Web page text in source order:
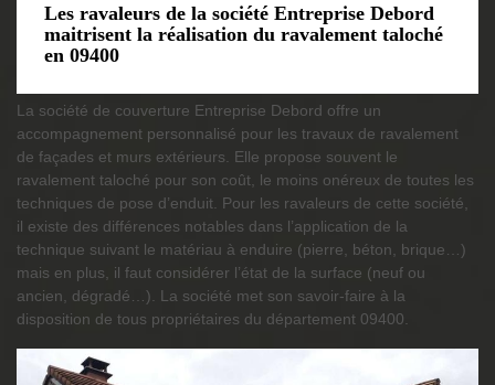
Les ravaleurs de la société Entreprise Debord
maitrisent la réalisation du ravalement taloché
en 09400
La société de couverture Entreprise Debord offre un
accompagnement personnalisé pour les travaux de ravalement
de façades et murs extérieurs. Elle propose souvent le
ravalement taloché pour son coût, le moins onéreux de toutes les
techniques de pose d’enduit. Pour les ravaleurs de cette société,
il existe des différences notables dans l’application de la
technique suivant le matériau à enduire (pierre, béton, brique…)
mais en plus, il faut considérer l’état de la surface (neuf ou
ancien, dégradé…). La société met son savoir-faire à la
disposition de tous propriétaires du département 09400.